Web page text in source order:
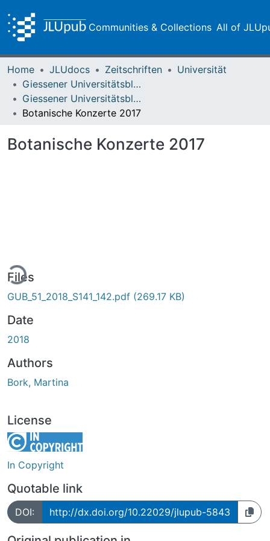
Communities & Collections All of
Home JLUdocs Zeitschriften
Universität
Giessener Universitätsblätter
Giessener Universitätsblätter 51 (2018)
Botanische Konzerte 2017
Botanische Konzerte 2017
Files
GUB_51_2018_S141_142.pdf (269.17 KB)
Date
2018
Authors
Bork, Martina
License
In Copyright
Quotable link
DOI: http://dx.doi.org/10.22029/jlupub-5843